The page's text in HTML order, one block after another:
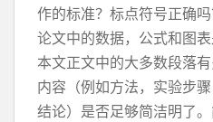
作的标准？标点符号正确吗
论文中的数据，公式和图表
本文正文中的大多数段落
内容（例如方法，实验步
结论）是否足够简洁明了